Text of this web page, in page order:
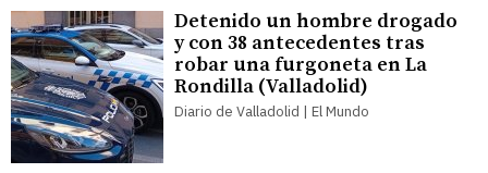
Detenido un hombre drogado
y con 38 antecedentes tras
robar una furgoneta en La
Rondilla (Valladolid)
Diario de Valladolid | El Mundo